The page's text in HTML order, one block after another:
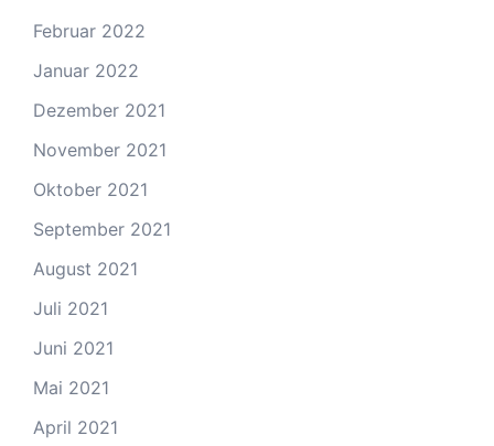
Februar 2022
Januar 2022
Dezember 2021
November 2021
Oktober 2021
September 2021
August 2021
Juli 2021
Juni 2021
Mai 2021
April 2021